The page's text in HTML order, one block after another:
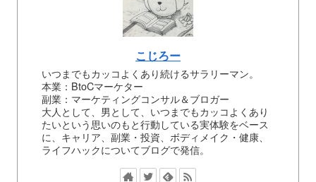
こじろー
いつまでもカッコよくあり続けるサラリーマン。
本業：BtoCマーケター
副業：マーケティングコンサル＆ブロガー
大人として、男として、いつまでもカッコよくあり
たいという思いのもと行動している実体験をベース
に、キャリア、副業・投資、ボディメイク・健康、
ライフハックについてブログで発信。